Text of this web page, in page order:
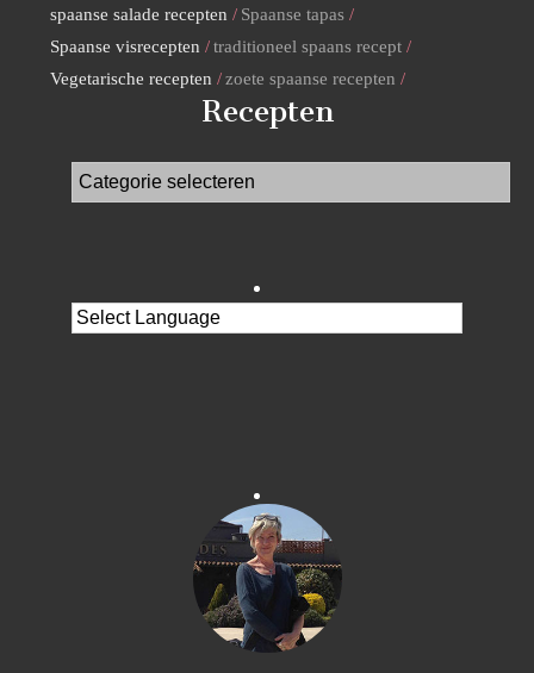
spaanse salade recepten
Spaanse tapas
Spaanse visrecepten
traditioneel spaans recept
Vegetarische recepten
zoete spaanse recepten
Recepten